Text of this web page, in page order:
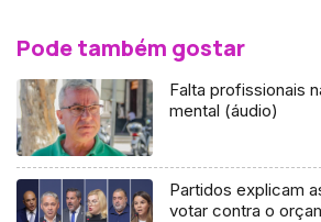
Pode também gostar
Falta profissionais
mental (áudio)
Partidos explicam
votar contra o